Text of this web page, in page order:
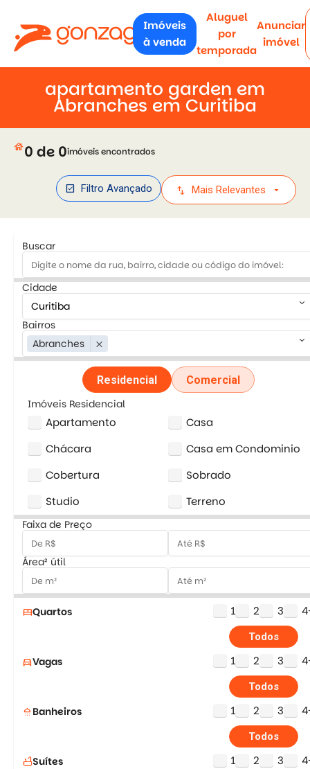
Imóveis
à venda
Aluguel
por
temporada
Anunciar
imóvel
apartamento garden em
Abranches em Curitiba
house0 de 0imóveis encontrados
check_box Filtro Avançado swap_vert Mais Relevantes arrow_drop_down
Buscar
Cidade
keyboard_arrow_down
Bairros
Abranches
close keyboard_arrow_down
Residencial Comercial
Imóveis Residencial
Apartamento
Casa
Chácara
Casa em Condominio
Cobertura
Sobrado
Studio
Terreno
Faixa de Preço
Área² útil
bedQuartos 1 2 3
Todos
directions_carVagas 1 2 3
Todos
shower Banheiros 1 2 3
Todos
bathtubSuítes 1 2 3